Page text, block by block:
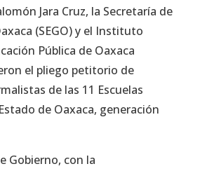
Jara Cruz, la Secretaría de
(SEGO) y el Instituto
Pública de Oaxaca
el pliego petitorio de
de las 11 Escuelas
de Oaxaca, generación
Gobierno, con la